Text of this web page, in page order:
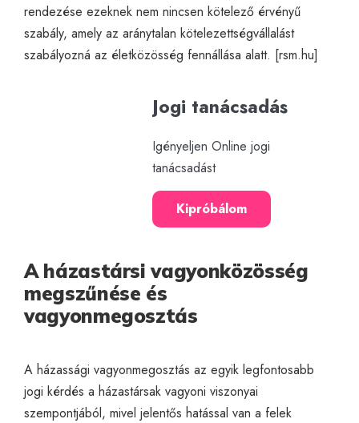
rendezése ezeknek nem nincsen kötelező érvényű
szabály, amely az aránytalan kötelezettségvállalást
szabályozná az életközösség fennállása alatt. [rsm.hu]
Jogi tanácsadás
Igényeljen Online jogi
tanácsadást
Kipróbálom
A házastársi vagyonközösség
megszűnése és
vagyonmegosztás
A házassági vagyonmegosztás az egyik legfontosabb
jogi kérdés a házastársak vagyoni viszonyai
szempontjából, mivel jelentős hatással van a felek